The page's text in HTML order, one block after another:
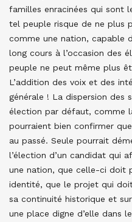
familles enracinées qui sont
tel peuple risque de ne plus
comme une nation, capable
long cours à l’occasion des
peuple ne peut même plus
L’addition des voix et des
générale ! La dispersion des
élection par défaut, comme
pourraient bien confirmer
au passé. Seule pourrait
l’élection d’un candidat qui
une nation, que celle-ci doit
identité, que le projet qui
sa continuité historique et
une place digne d’elle dans